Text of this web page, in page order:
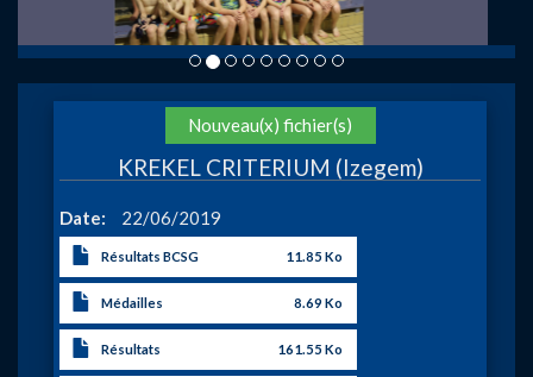
Action
Nouveau(x) fichier(s)
KREKEL CRITERIUM (Izegem)
Date 22/06/2019
Résultats BCSG 11.85 Ko
Médailles 8.69 Ko
Résultats 161.55 Ko